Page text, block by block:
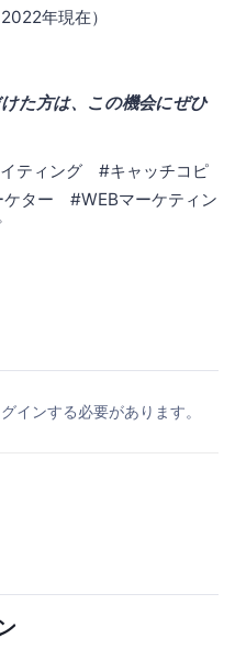
年現在）
た方は、この機会にぜひ
ティング #キャッチコピ
ター #WEBマーケティン
インする必要があります。